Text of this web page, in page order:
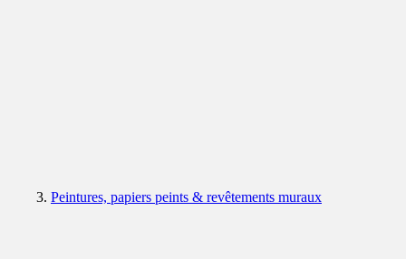
Peintures, papiers peints & revêtements muraux